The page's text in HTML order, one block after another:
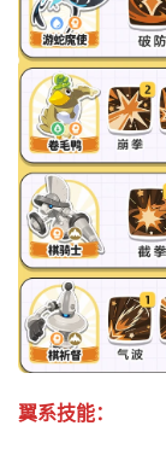
翼系技能：